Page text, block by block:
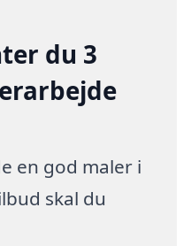
du 3
en god maler i
skal du